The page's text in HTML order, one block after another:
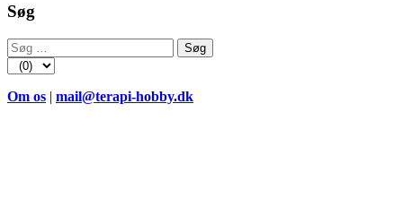
Søg
Søg
efter:
Om os | mail@terapi-hobby.dk